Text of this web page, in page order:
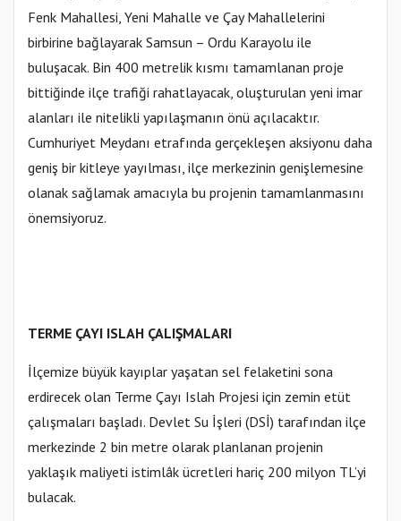
Fenk Mahallesi, Yeni Mahalle ve Çay Mahallelerini
birbirine bağlayarak Samsun – Ordu Karayolu ile
buluşacak. Bin 400 metrelik kısmı tamamlanan proje
bittiğinde ilçe trafiği rahatlayacak, oluşturulan yeni imar
alanları ile nitelikli yapılaşmanın önü açılacaktır.
Cumhuriyet Meydanı etrafında gerçekleşen aksiyonu daha
geniş bir kitleye yayılması, ilçe merkezinin genişlemesine
olanak sağlamak amacıyla bu projenin tamamlanmasını
önemsiyoruz.
TERME ÇAYI ISLAH ÇALIŞMALARI
İlçemize büyük kayıplar yaşatan sel felaketini sona
erdirecek olan Terme Çayı Islah Projesi için zemin etüt
çalışmaları başladı. Devlet Su İşleri (DSİ) tarafından ilçe
merkezinde 2 bin metre olarak planlanan projenin
yaklaşık maliyeti istimlâk ücretleri hariç 200 milyon TL’yi
bulacak.